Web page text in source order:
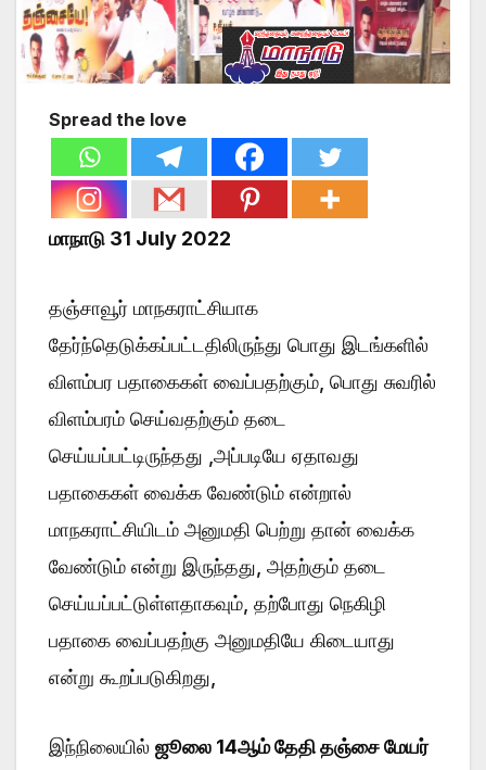
Spread the love
மாநாடு 31 July 2022
தஞ்சாவூர் மாநகராட்சியாக
தேர்ந்தெடுக்கப்பட்டதிலிருந்து பொது இடங்களில்
விளம்பர பதாகைகள் வைப்பதற்கும், பொது சுவரில்
விளம்பரம் செய்வதற்கும் தடை
செய்யப்பட்டிருந்தது ,அப்படியே ஏதாவது
பதாகைகள் வைக்க வேண்டும் என்றால்
மாநகராட்சியிடம் அனுமதி பெற்று தான் வைக்க
வேண்டும் என்று இருந்தது, அதற்கும் தடை
செய்யப்பட்டுள்ளதாகவும், தற்போது நெகிழி
பதாகை வைப்பதற்கு அனுமதியே கிடையாது
என்று கூறப்படுகிறது,
இந்நிலையில் ஜூலை 14ஆம் தேதி தஞ்சை மேயர்